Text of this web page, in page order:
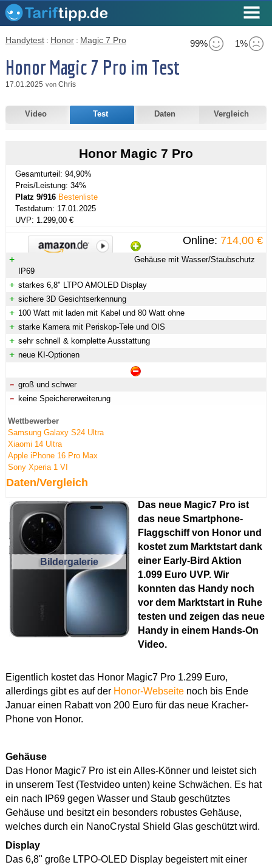
99% 1%
Handytest : Honor : Magic 7 Pro
Honor Magic 7 Pro im Test
17.01.2025 von Chris
Video Test Daten Vergleich
Honor Magic 7 Pro
Gesamturteil: 94,90%
Preis/Leistung: 34%
Platz 9/916Bestenliste
Testdatum: 17.01.2025
UVP: 1.299,00 €
Online: 714,00 €
Gehäuse mit Wasser/Staubschutz
IP69
starkes 6,8" LTPO AMOLED Display
sichere 3D Gesichtserkennung
100 Watt mit laden mit Kabel und 80 Watt ohne
starke Kamera mit Periskop-Tele und OIS
sehr schnell & komplette Ausstattung
neue KI-Optionen
groß und schwer
keine Speichererweiterung
Wettbewerber
Samsung Galaxy S24 Ultra
Xiaomi 14 Ultra
Apple iPhone 16 Pro Max
Sony Xperia 1 VI
Daten/Vergleich
Bildergalerie
Das neue Magic7 Pro ist
das neue Smartphone-
Flaggschiff von Honor und
kostet zum Marktstart dank
einer Early-Bird Aktion
1.099 Euro UVP. Wir
konnten das Handy noch
vor dem Marktstart in Ruhe
testen und zeigen das neue
Handy in einem Hands-On
Video.
Eigentlich kostet das Honor Magic7 Pro 1.299 Euro,
allerdings gibt es auf der Honor-Webseitenoch bis Ende
Januar einen Rabatt von 200 Euro für das neue Kracher-
Phone von Honor.
Gehäuse
Das Honor Magic7 Pro ist ein Alles-Könner und leistet sich
in unserem Test (Testvideo unten) keine Schwächen. Es hat
ein nach IP69 gegen Wasser und Staub geschütztes
Gehäuse und besitzt ein besonders robustes Gehäuse,
welches durch ein NanoCrystal Shield Glas geschützt wird.
Display
Das 6,8" große LTPO-OLED Display begeistert mit einer